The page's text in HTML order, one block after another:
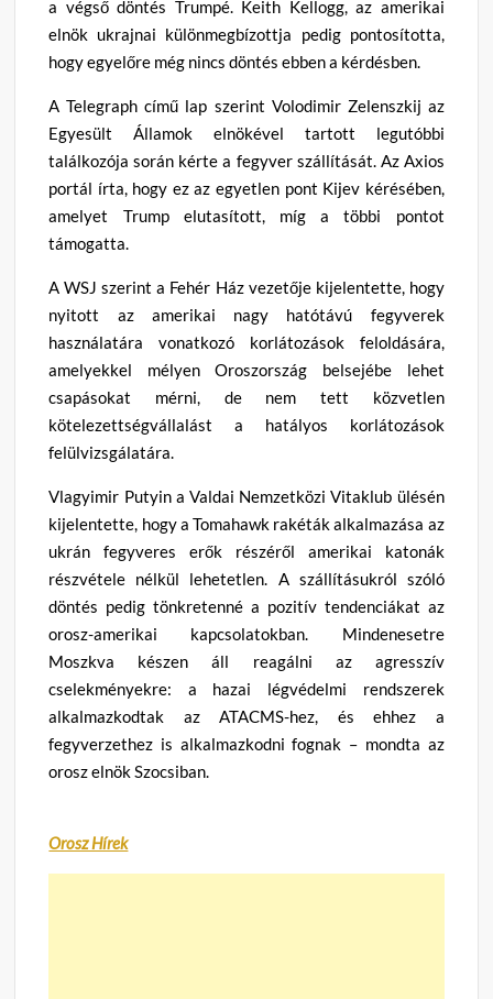
a végső döntés Trumpé. Keith Kellogg, az amerikai
elnök ukrajnai különmegbízottja pedig pontosította,
hogy egyelőre még nincs döntés ebben a kérdésben.
A Telegraph című lap szerint Volodimir Zelenszkij az
Egyesült Államok elnökével tartott legutóbbi
találkozója során kérte a fegyver szállítását. Az Axios
portál írta, hogy ez az egyetlen pont Kijev kérésében,
amelyet Trump elutasított, míg a többi pontot
támogatta.
A WSJ szerint a Fehér Ház vezetője kijelentette, hogy
nyitott az amerikai nagy hatótávú fegyverek
használatára vonatkozó korlátozások feloldására,
amelyekkel mélyen Oroszország belsejébe lehet
csapásokat mérni, de nem tett közvetlen
kötelezettségvállalást a hatályos korlátozások
felülvizsgálatára.
Vlagyimir Putyin a Valdai Nemzetközi Vitaklub ülésén
kijelentette, hogy a Tomahawk rakéták alkalmazása az
ukrán fegyveres erők részéről amerikai katonák
részvétele nélkül lehetetlen. A szállításukról szóló
döntés pedig tönkretenné a pozitív tendenciákat az
orosz-amerikai kapcsolatokban. Mindenesetre
Moszkva készen áll reagálni az agresszív
cselekményekre: a hazai légvédelmi rendszerek
alkalmazkodtak az ATACMS-hez, és ehhez a
fegyverzethez is alkalmazkodni fognak – mondta az
orosz elnök Szocsiban.
Orosz Hírek